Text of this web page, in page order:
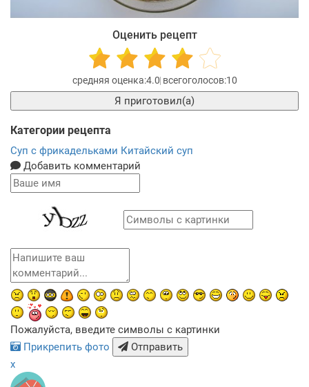
Оценить рецепт
4.0 10
Я приготовил(а)
Категории рецепта
Суп с фрикадельками Китайский суп
Добавить комментарий
Пожалуйста, введите символы с картинки
Прикрепить фото
Отправить
x